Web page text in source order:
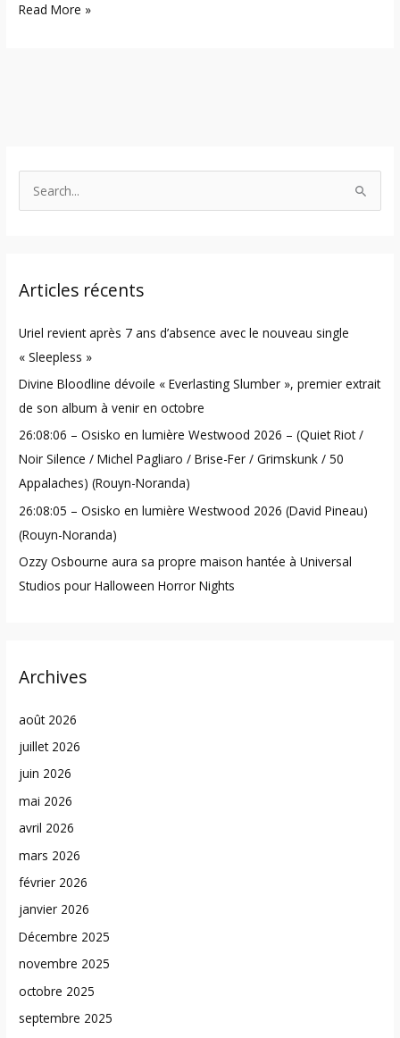
Read More »
c
f
o
r
:
Articles récents
Uriel revient après 7 ans d’absence avec le nouveau single
« Sleepless »
Divine Bloodline dévoile « Everlasting Slumber », premier extrait
de son album à venir en octobre
26:08:06 – Osisko en lumière Westwood 2026 – (Quiet Riot /
Noir Silence / Michel Pagliaro / Brise-Fer / Grimskunk / 50
Appalaches) (Rouyn-Noranda)
26:08:05 – Osisko en lumière Westwood 2026 (David Pineau)
(Rouyn-Noranda)
Ozzy Osbourne aura sa propre maison hantée à Universal
Studios pour Halloween Horror Nights
Archives
août 2026
juillet 2026
juin 2026
mai 2026
avril 2026
mars 2026
février 2026
janvier 2026
Décembre 2025
novembre 2025
octobre 2025
septembre 2025